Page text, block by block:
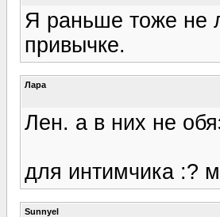
Я раньше тоже не
привычке.
Лара
Лен. а в них не
для интимчика :?
Sunnyel